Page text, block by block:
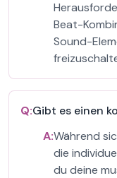
Beat-
Sound-
Q:Gibt es einen
A:Während
die
du deine